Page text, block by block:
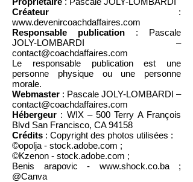
Créateur :
www.devenircoachdaffaires.com
Responsable publication : Pascale
JOLY-LOMBARDI –
contact@coachdaffaires.com
Le responsable publication est une
personne physique ou une personne
morale.
Webmaster : Pascale JOLY-LOMBARDI –
contact@coachdaffaires.com
Hébergeur : WIX – 500 Terry A François
Blvd San Francisco, CA 94158
Crédits : Copyright des photos utilisées :
©opolja - stock.adobe.com ;
©Kzenon - stock.adobe.com ;
Benis arapovic - www.shock.co.ba;
@Canva